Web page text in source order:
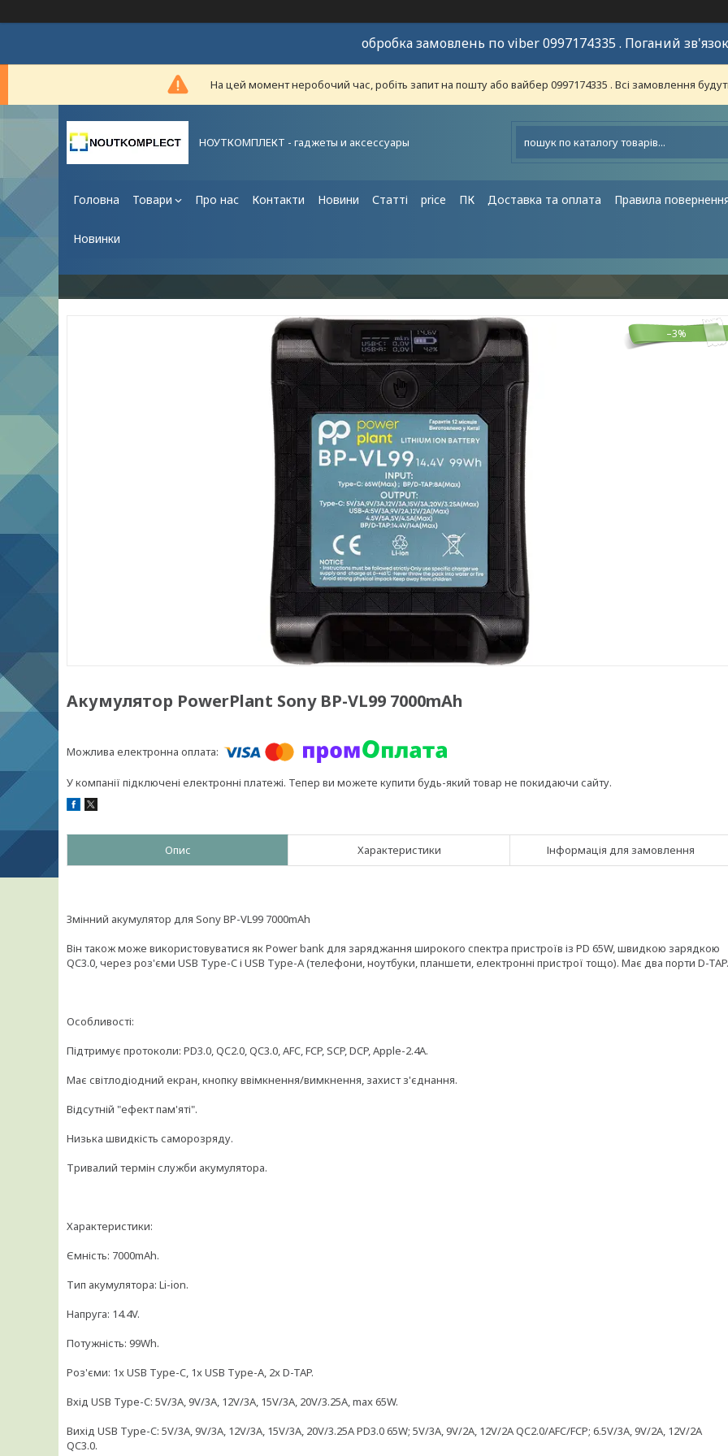
обробка замовлень по viber 0997174335 . Поганий
На цей момент неробочий час, робіть запит на пошту або вайбер 0997174335 . Всі замовлення
НОУТКОМПЛЕКТ - гаджеты и аксессуары
Головна Товари Про нас Контакти Новини Статті price ПК Доставка та оплата Правила
Новинки
–3%
Акумулятор PowerPlant Sony BP-VL99 7000mAh
У компанії підключені електронні платежі. Тепер ви можете купити будь-який товар не покидаючи сайту.
Опис Характеристики Інформація для замовлення
Змінний акумулятор для Sony BP-VL99 7000mAh
Він також може використовуватися як Power bank для заряджання широкого спектра пристроїв із PD 65W, швидкою зарядкою
QC3.0, через роз'єми USB Type-C і USB Type-A (телефони, ноутбуки, планшети, електронні пристрої тощо). Має два порти D-TAP.
Особливості:
Підтримує протоколи: PD3.0, QC2.0, QC3.0, AFC, FCP, SCP, DCP, Apple-2.4A.
Має світлодіодний екран, кнопку ввімкнення/вимкнення, захист з'єднання.
Відсутній "ефект пам'яті".
Низька швидкість саморозряду.
Тривалий термін служби акумулятора.
Характеристики:
Ємність: 7000mAh.
Тип акумулятора: Li-ion.
Напруга: 14.4V.
Потужність: 99Wh.
Роз'єми: 1x USB Type-C, 1x USB Type-A, 2x D-TAP.
Вхід USB Type-C: 5V/3A, 9V/3A, 12V/3A, 15V/3A, 20V/3.25A, max 65W.
Вихід USB Type-C: 5V/3A, 9V/3A, 12V/3A, 15V/3A, 20V/3.25A PD3.0 65W; 5V/3A, 9V/2A, 12V/2A QC2.0/AFC/FCP; 6.5V/3A, 9V/2A, 12V/2A
QC3.0.